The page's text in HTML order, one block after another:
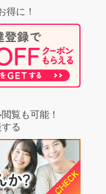
得に！
覧も可能！
る